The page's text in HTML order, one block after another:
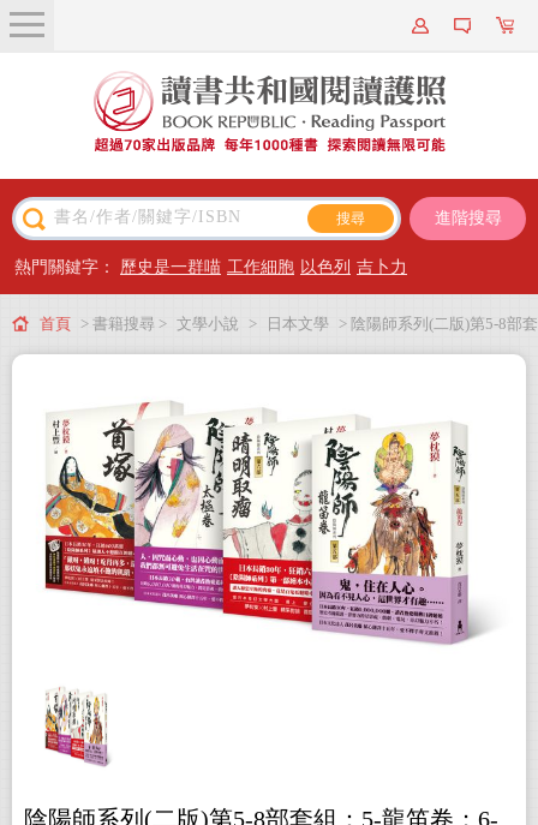
關於我們
近期新書
主題閱讀
出版專區
會員專屬
會員儲值方案
進階搜尋
熱門關鍵字： 歷史是一群喵 工作細胞 以色列 吉卜力
首頁 > 書籍搜尋 > 文學小說 > 日本文學 > 陰陽師系列(二版)第5-8部套
陰陽師系列(二版)第5-8部套組：5-龍笛卷；6-